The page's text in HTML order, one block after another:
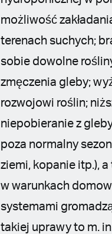
możliwość
terenach suchych;
sobie dowolne
zmęczenia gleby;
rozwojowi roślin;
niepobieranie z
poza normalny
ziemi, kopanie itp.),
w warunkach
systemami
takiej uprawy to m.